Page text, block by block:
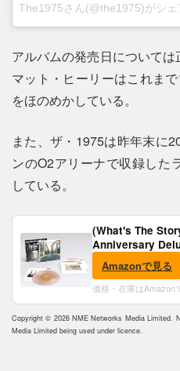
The1975さん(@the1975)がシェ
アルバムの発売日については
マット・ヒーリーはこれま
をほのめかしている。
また、ザ・1975は昨年末に
ンのO2アリーナで収録した
している。
(What's The
Anniversary
Vinyl) [Analog]
Amazonで見る
価格・在庫はAmazon
Copyright © 2026 NME Networks Media Limited.
Media Limited being used under licence.